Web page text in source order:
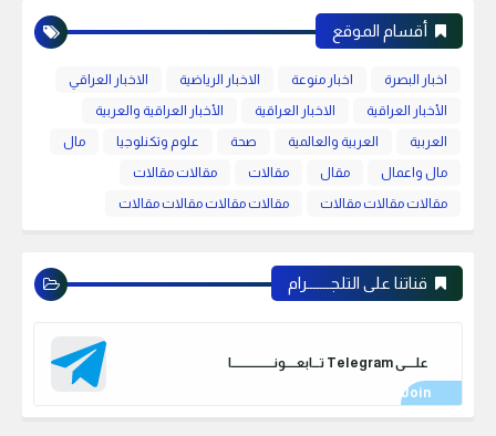
أقسام الموقع
اخبار البصرة اخبار منوعة الاخبار الرياضية
الاخبار العراقي
الأخبار العراقية
الاخبار العراقية
الأخبار العراقية والعربية
العربية
العربية والعالمية صحة علوم وتكنلوجيا
مال
مال واعمال
مقال مقالات
مقالات مقالات
مقالات مقالات مقالات
مقالات مقالات مقالات مقالات
قناتنا على التلجـــــــرام
علـــــى Telegram تـــابعـــــونـــــــــــــــــــا